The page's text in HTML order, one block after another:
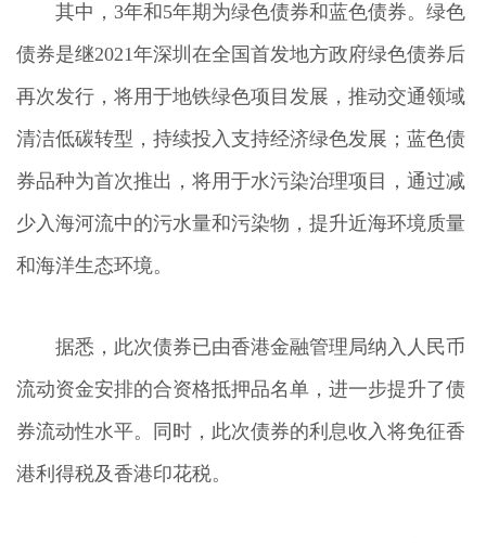
其中，3年和5年期为绿色债券和蓝色债券。绿色
债券是继2021年深圳在全国首发地方政府绿色债券后
再次发行，将用于地铁绿色项目发展，推动交通领域
清洁低碳转型，持续投入支持经济绿色发展；蓝色债
券品种为首次推出，将用于水污染治理项目，通过减
少入海河流中的污水量和污染物，提升近海环境质量
和海洋生态环境。
据悉，此次债券已由香港金融管理局纳入人民币
流动资金安排的合资格抵押品名单，进一步提升了债
券流动性水平。同时，此次债券的利息收入将免征香
港利得税及香港印花税。